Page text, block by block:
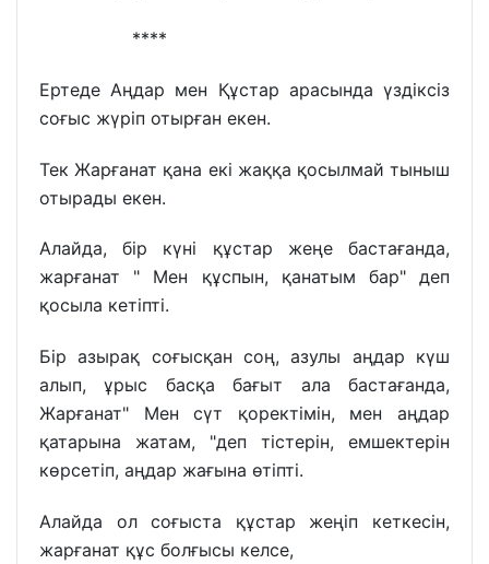
****
Ертеде Аңдар мен Құстар арасында үздіксіз
соғыс жүріп отырған екен.
Тек Жарғанат қана екі жаққа қосылмай тыныш
отырады екен.
Алайда, бір күні құстар жеңе бастағанда,
жарғанат " Мен құспын, қанатым бар" деп
қосыла кетіпті.
Бір азырақ соғысқан соң, азулы аңдар күш
алып, ұрыс басқа бағыт ала бастағанда,
Жарғанат" Мен сүт қоректімін, мен аңдар
қатарына жатам, "деп тістерін, емшектерін
көрсетіп, аңдар жағына өтіпті.
Алайда ол соғыста құстар жеңіп кеткесін,
жарғанат құс болғысы келсе,